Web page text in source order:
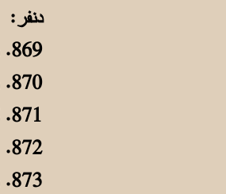
دنفر:
869. وما (دَنْـفَرٌ) داراً لأنسٍ (كبولدرٍ) بها سَهَرٌ مضنٍ وبعدٌ عــن الخلِّ
870. ولكنني طــوراً نعِمـتُ بجـنةٍ وطوراً أقاسي النار في مهجتي تَصلي
871. كذلك أيامـي بدنـــفرَ طـالباً صعوداً إلى صـعبٍ وعوداً إلى سهلِ
872. مشيت بها والثلـجُ يغمُرُ سُبْلَها فتسبُلُ عينايَ من البـردِ في السُّبْلِ
873. وتغطُسُ رجلي في الثلوجِ كأنها مقيّدةً والقيدُ ثلجٌ على الرجــلِ